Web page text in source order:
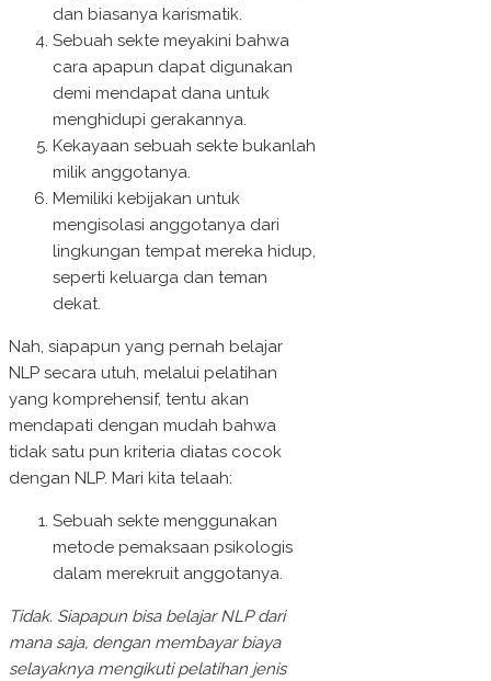
dan biasanya karismatik.
Sebuah sekte meyakini bahwa
cara apapun dapat digunakan
demi mendapat dana untuk
menghidupi gerakannya.
Kekayaan sebuah sekte bukanlah
milik anggotanya.
Memiliki kebijakan untuk
mengisolasi anggotanya dari
lingkungan tempat mereka hidup,
seperti keluarga dan teman
dekat.
Nah, siapapun yang pernah belajar
NLP secara utuh, melalui pelatihan
yang komprehensif, tentu akan
mendapati dengan mudah bahwa
tidak satu pun kriteria diatas cocok
dengan NLP. Mari kita telaah:
Sebuah sekte menggunakan
metode pemaksaan psikologis
dalam merekruit anggotanya.
Tidak. Siapapun bisa belajar NLP dari
mana saja, dengan membayar biaya
selayaknya mengikuti pelatihan jenis